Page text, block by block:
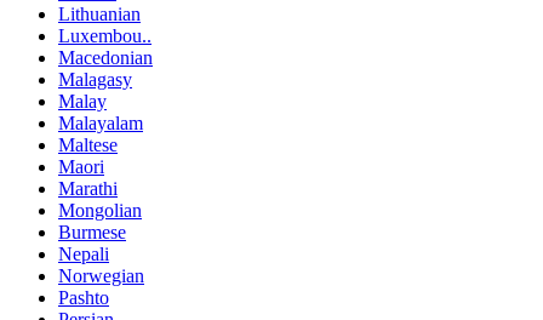
Lithuanian
Luxembou..
Macedonian
Malagasy
Malay
Malayalam
Maltese
Maori
Marathi
Mongolian
Burmese
Nepali
Norwegian
Pashto